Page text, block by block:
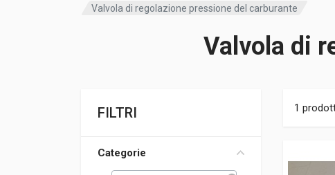
Valvola di regolazione pressione del carburante
Valvola di
FILTRI
Categorie
1